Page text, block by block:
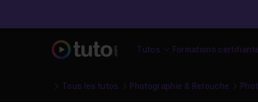
Tutos Formations
Tous les tutos Photographie & Retouche